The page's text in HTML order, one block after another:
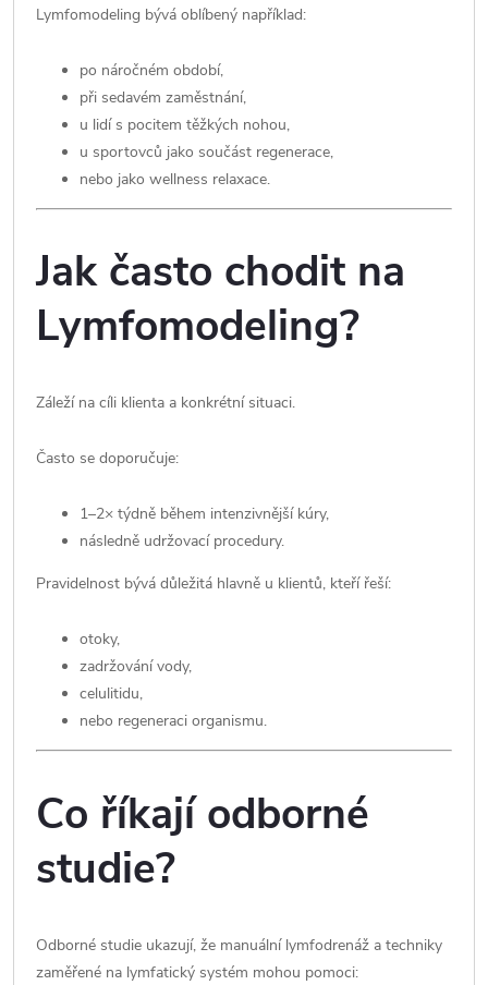
Lymfomodeling bývá oblíbený například:
po náročném období,
při sedavém zaměstnání,
u lidí s pocitem těžkých nohou,
u sportovců jako součást regenerace,
nebo jako wellness relaxace.
Jak často chodit na
Lymfomodeling?
Záleží na cíli klienta a konkrétní situaci.
Často se doporučuje:
1–2× týdně během intenzivnější kúry,
následně udržovací procedury.
Pravidelnost bývá důležitá hlavně u klientů, kteří řeší:
otoky,
zadržování vody,
celulitidu,
nebo regeneraci organismu.
Co říkají odborné
studie?
Odborné studie ukazují, že manuální lymfodrenáž a techniky
zaměřené na lymfatický systém mohou pomoci: